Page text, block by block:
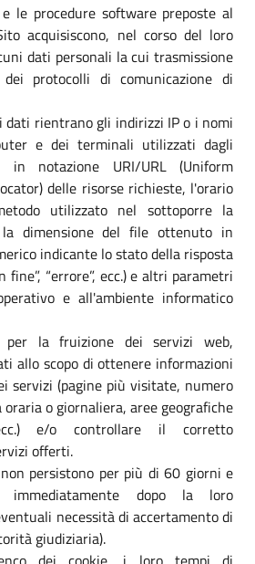
le procedure software preposte al
acquisiscono, nel corso del loro
dati personali la cui trasmissione
protocolli di comunicazione di
dati rientrano gli indirizzi IP o i nomi
e dei terminali utilizzati dagli
notazione URI/URL (Uniform
delle risorse richieste, l'orario
utilizzato nel sottoporre la
dimensione del file ottenuto in
indicante lo stato della risposta
fine”, “errore”, ecc.) e altri parametri
e all'ambiente informatico
per la fruizione dei servizi web,
allo scopo di ottenere informazioni
servizi (pagine più visitate, numero
o giornaliera, aree geografiche
e/o controllare il corretto
offerti.
persistono per più di 60 giorni e
immediatamente dopo la loro
necessità di accertamento di
giudiziaria).